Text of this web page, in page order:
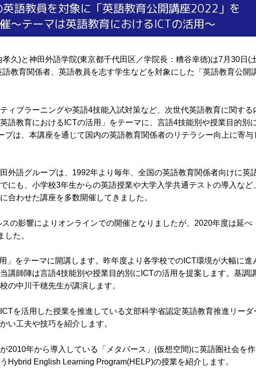
語教員を対象に「英語教育公開講座2022」を
～テーマは英語教育におけるICTの活用～
久)と神田外語学院(東京都千代田区／学院長：糟谷幸徳)は7月30日(
教育関係者、英語教員を志す学生などを対象にした「英語教育公開
ィブラーニングや英語4技能入試対策など、次世代英語教育に関する
語教育におけるICTの活用」をテーマに、言語4技能別や授業目的別
プは、本講座を通じて国内の英語教育関係者のリテラシー向上に寄与
外語グループは、1992年より毎年、全国の英語教育関係者向けに英
にも、小学校3年生からの英語授業や大学入学共通テストの導入など
合わせた講座を多数開催してきました。
の影響によりオンラインでの開催となりましたが、2020年度は延べ
た。
」をテーマに開講します。昨年度より各学校でのICT環境が大幅に進
講師陣は言語4技能別や授業目的別にICTの活用を提案します。基調
の中川千穂先生が講演します。
を活用した授業を推進している文部科学省認定英語教育推進リーダ
い工夫や技巧を紹介します。
2010年から導入している「メタバース」(仮想空間)に英語圏社会を作
Hybrid English Learning Program(HELP)の授業を紹介します。